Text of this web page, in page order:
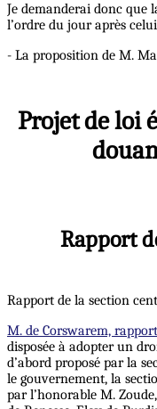
Je demanderai donc que
l’ordre du jour après
- La proposition de M.
Projet de loi
Rapport
Rapport de la section
M. de Corswarem,
disposée à adopter un
d’abord proposé par la
le gouvernement, la
par l’honorable M.